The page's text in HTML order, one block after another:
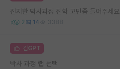
진지한 박사과정 진학 고민좀 들어주세요..
2 14 3388
김GPT
박사 과정 랩 선택